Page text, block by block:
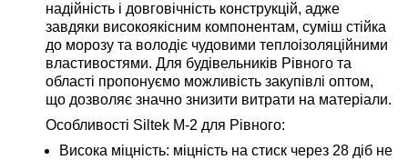
надійність і довговічність конструкцій, адже
завдяки високоякісним компонентам, суміш стійка
до морозу та володіє чудовими теплоізоляційними
властивостями. Для будівельників Рівного та
області пропонуємо можливість закупівлі оптом,
що дозволяє значно знизити витрати на матеріали.
Особливості Siltek M-2 для Рівного:
Висока міцність: міцність на стиск через 28 діб не